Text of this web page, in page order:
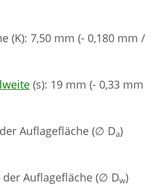
(K): 7,50 mm (- 0,180 mm /
(s): 19 mm (- 0,33 mm
Auflagefläche (∅ Da)
Auflagefläche (∅ Dw)